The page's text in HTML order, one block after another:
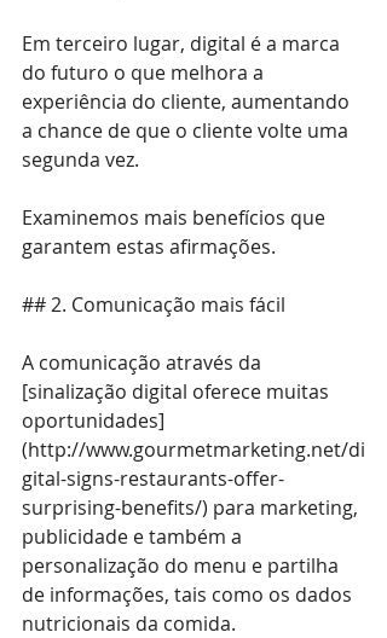
Em terceiro lugar, digital é a marca
do futuro o que melhora a
experiência do cliente, aumentando
a chance de que o cliente volte uma
segunda vez.
Examinemos mais benefícios que
garantem estas afirmações.
## 2. Comunicação mais fácil
A comunicação através da
[sinalização digital oferece muitas
oportunidades]
(http://www.gourmetmarketing.net/di
gital-signs-restaurants-offer-
surprising-benefits/) para marketing,
publicidade e também a
personalização do menu e partilha
de informações, tais como os dados
nutricionais da comida.